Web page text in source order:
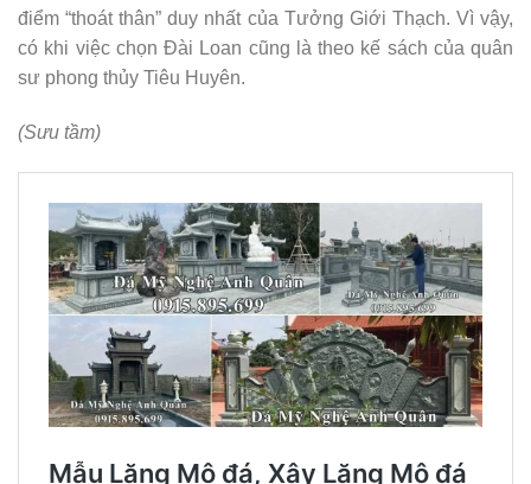
điểm “thoát thân” duy nhất của Tưởng Giới Thạch. Vì vậy,
có khi việc chọn Đài Loan cũng là theo kế sách của quân
sư phong thủy Tiêu Huyên.
(Sưu tầm)